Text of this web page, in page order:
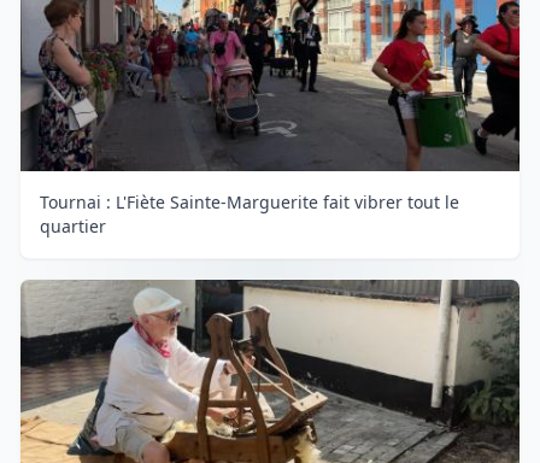
Tournai : L'Fiète Sainte-Marguerite fait vibrer tout le
quartier